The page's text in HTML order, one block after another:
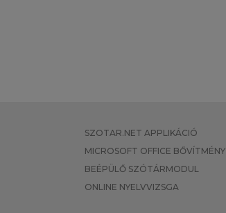
SZOTAR.NET APPLIKÁCIÓ
MICROSOFT OFFICE BŐVÍTMÉNY
BEÉPÜLŐ SZÓTÁRMODUL
ONLINE NYELVVIZSGA